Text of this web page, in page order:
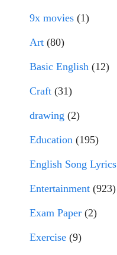
9x movies (1)
Art (80)
Basic English (12)
Craft (31)
drawing (2)
Education (195)
English Song Lyrics
Entertainment (923)
Exam Paper (2)
Exercise (9)